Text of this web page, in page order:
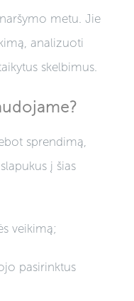
metu. Jie
analizuoti
skelbimus.
sprendimą,
į šias
veikimą;
pasirinktus